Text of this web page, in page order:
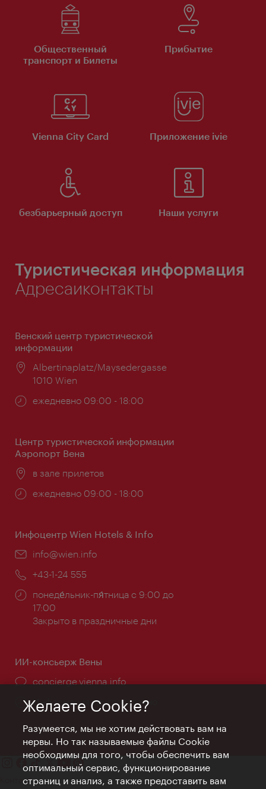
Общественный
транспорт и Билеты
Прибытие
Vienna City Card Приложение ivie
безбарьерный доступ Наши услуги
Туристическая информация
Адресаиконтакты
Венский центр туристической
информации
Расположение:
Albertinaplatz/Maysedergasse
1010 Wien
Часы
ежедневно 09:00 - 18:00
Центр туристической информации
Аэропорт Вена
Расположение:
в зале прилетов
Часы
ежедневно 09:00 - 18:00
Инфоцентр Wien Hotels & Info
Эл.
info@wien.info
Телефон:
+43-1-24 555
Часы
работы:
понеде́льник-пя́тница с 9:00 до
17:00
Закрыто в праздничные дни
ИИ-консьерж Вены
concierge.vienna.info
Информация круглосуточно
Контакт
Желаете Cookie?
Разумеется, мы не хотим действовать вам на
нервы. Но так называемые файлы Cookie
необходимы для того, чтобы обеспечить вам
оптимальный сервис, функционирование
страниц и анализ, а также предоставить вам